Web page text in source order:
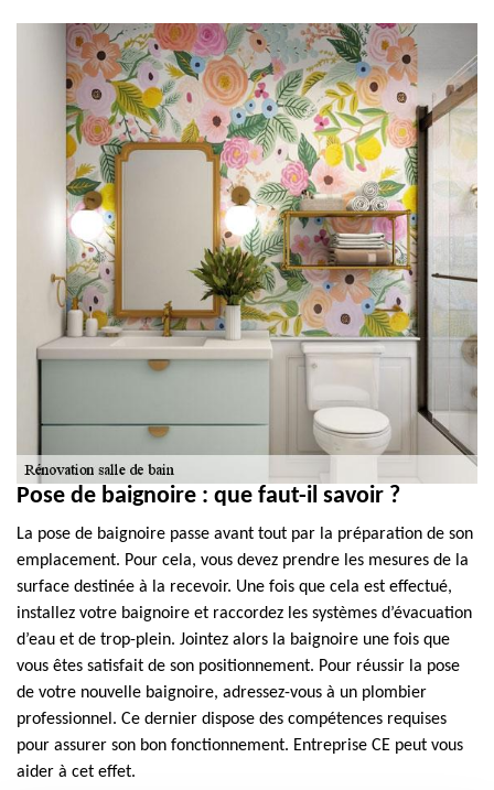
Pose de baignoire : que faut-il savoir ?
La pose de baignoire passe avant tout par la préparation de son
emplacement. Pour cela, vous devez prendre les mesures de la
surface destinée à la recevoir. Une fois que cela est effectué,
installez votre baignoire et raccordez les systèmes d’évacuation
d’eau et de trop-plein. Jointez alors la baignoire une fois que
vous êtes satisfait de son positionnement. Pour réussir la pose
de votre nouvelle baignoire, adressez-vous à un plombier
professionnel. Ce dernier dispose des compétences requises
pour assurer son bon fonctionnement. Entreprise CE peut vous
aider à cet effet.